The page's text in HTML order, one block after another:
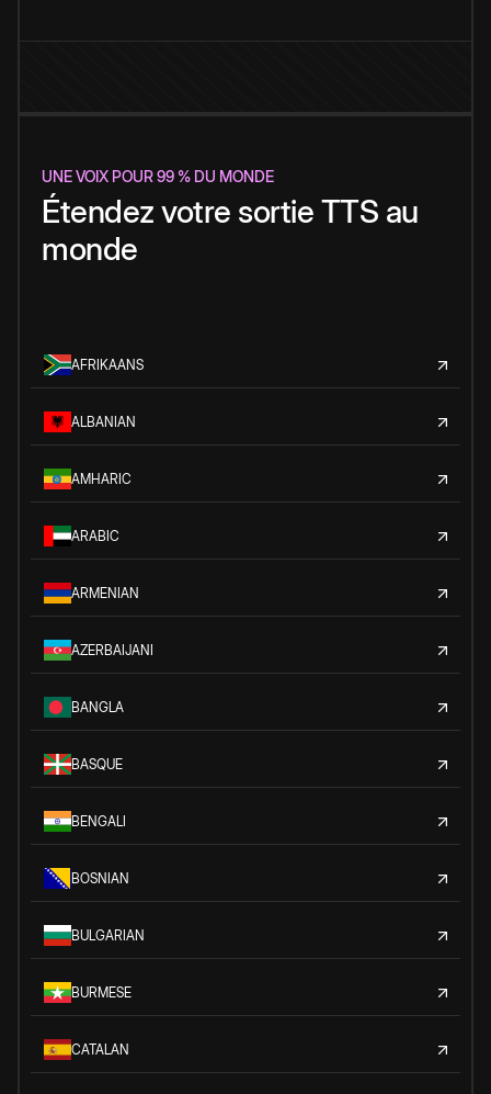
UNE VOIX POUR 99 % DU MONDE
Étendez votre sortie TTS au
monde
AFRIKAANS
ALBANIAN
AMHARIC
ARABIC
ARMENIAN
AZERBAIJANI
BANGLA
BASQUE
BENGALI
BOSNIAN
BULGARIAN
BURMESE
CATALAN